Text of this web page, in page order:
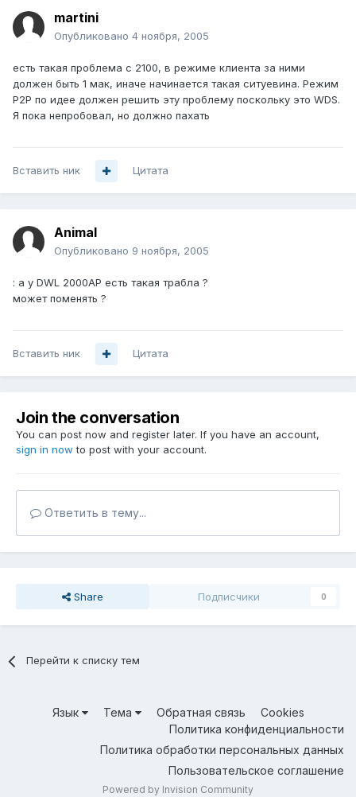
martini
Опубликовано 4 ноября, 2005
есть такая проблема с 2100, в режиме клиента за ними
должен быть 1 мак, иначе начинается такая ситуевина. Режим
Р2Р по идее должен решить эту проблему поскольку это WDS.
Я пока непробовал, но должно пахать
Вставить ник Цитата
Animal
Опубликовано 9 ноября, 2005
: а у DWL 2000AP есть такая трабла ?
может поменять ?
Вставить ник Цитата
Join the conversation
You can post now and register later. If you have an account,
sign in now to post with your account.
Ответить в тему...
Share Подписчики 0
Перейти к списку тем
Язык Тема Обратная связь
Cookies
Политика конфиденциальности
Политика обработки персональных данных
Пользовательское соглашение
Powered by Invision Community